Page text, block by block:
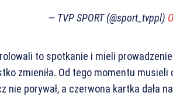
— TVP SPORT (@sport_tvppl)
to spotkanie i mieli
zmieniła. Od tego momentu
nie porywał, a czerwona kartka dała